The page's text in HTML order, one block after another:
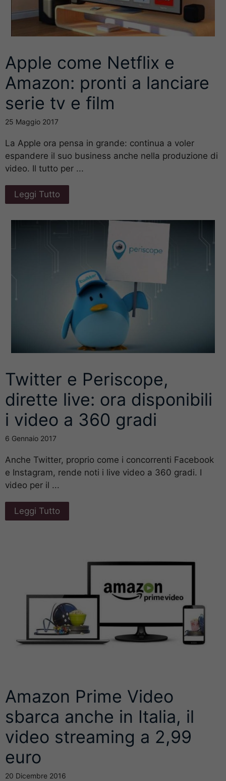
Apple come Netflix e
Amazon: pronti a lanciare
serie tv e film
25 Maggio 2017
La Apple ora pensa in grande: continua a voler
espandere il suo business anche nella produzione di
video. Il tutto per ...
Leggi Tutto
Twitter e Periscope,
dirette live: ora disponibili
i video a 360 gradi
6 Gennaio 2017
Anche Twitter, proprio come i concorrenti Facebook
e Instagram, rende noti i live video a 360 gradi. I
video per il ...
Leggi Tutto
Amazon Prime Video
sbarca anche in Italia, il
video streaming a 2,99
euro
20 Dicembre 2016